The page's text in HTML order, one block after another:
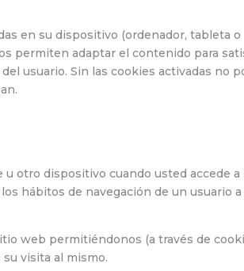
en su dispositivo (ordenador, tableta o
permiten adaptar el contenido para
usuario. Sin las cookies activadas no
otro dispositivo cuando usted accede
hábitos de navegación de un usuario a
web permitiéndonos (a través de
visita al mismo.